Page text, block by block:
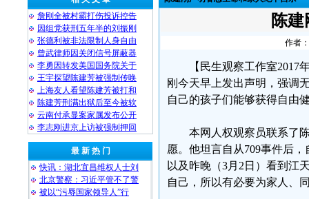
詹刚全被村霸打伤投诉控告
因组党获刑五年半的刘振刚
张德利被非法限制人身自由
曾武律师因关闭信号屏蔽器
李勇因转发美国国务院关于
王宇探望陈建芳被强制传唤
上海友人看望陈建芳被打和
陈建芳刑满出狱后至今被软
云南付承显案家属发布公开
李志刚进京上访被强制押回
最 新 热 门
快讯：湖北宜昌维权人士刘
北京警察：习近平管不了警
被以“污辱国家领导人”行
陈
作者
【民生观察工作室
刚今天早上发出声明，强调
自己的孩子们能够获得自由
本网人权观察员联系了
愿。他坦言自从709事件后
以及昨晚（3月2日）看到江
自己，所以有必要为家人、